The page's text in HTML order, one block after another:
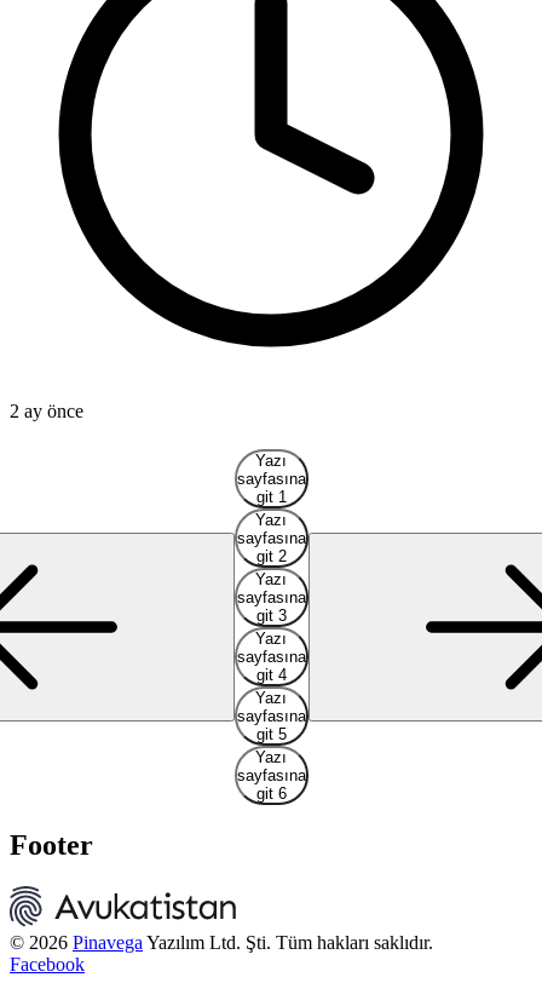
2 ay önce
Yazı
sayfasına
git 1
Yazı
sayfasına
git 2
Yazı
sayfasına
git 3
Yazı
sayfasına
git 4
Yazı
sayfasına
git 5
Yazı
sayfasına
git 6
Footer
© 2026 Pinavega Yazılım Ltd. Şti. Tüm hakları saklıdır.
Facebook